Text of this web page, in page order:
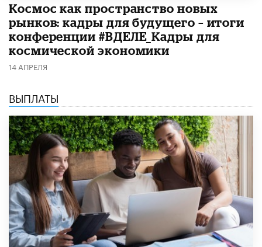
Космос как пространство новых
рынков: кадры для будущего – итоги
конференции #ВДЕЛЕ_Кадры для
космической экономики
14 АПРЕЛЯ
ВЫПЛАТЫ